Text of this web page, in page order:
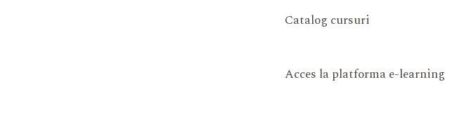
Catalog cursuri
Acces la platforma e-learning